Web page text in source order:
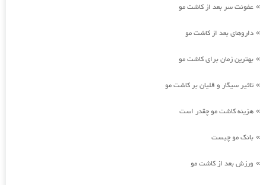
» عفونت سر بعد از کاشت مو
» داروهای بعد از کاشت مو
» بهترین زمان برای کاشت مو
» تاثیر سیگار و قلیان بر کاشت مو
» هزینه کاشت مو چقدر است
» بانک مو چیست
» ورزش بعد از کاشت مو